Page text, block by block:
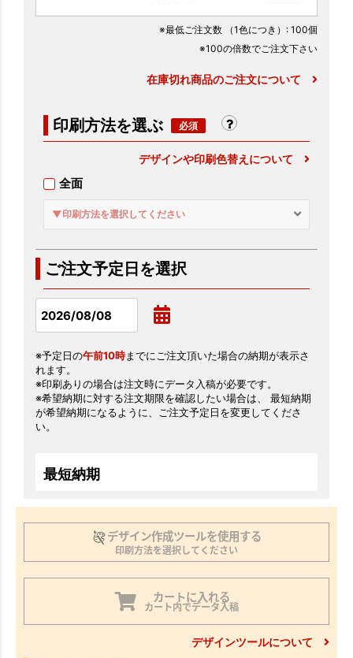
※最低ご注文数 （1色につき） : 100個
※100の倍数でご注文下さい
在庫切れ商品のご注文について
印刷方法を選ぶ
デザインや印刷色替えについて
全面
▼印刷方法を選択してください
ご注文予定日を選択
※予定日の午前10時までにご注文頂いた場合の納期が表示さ
れます。
※印刷ありの場合は注文時にデータ入稿が必要です。
※希望納期に対する注文期限を確認したい場合は、 最短納期
が希望納期になるように、ご注文予定日を変更してくださ
い。
最短納期
デザイン作成ツールを使用する
印刷方法を選択してください
カートに入れる
カート内でデータ入稿
デザインツールについて